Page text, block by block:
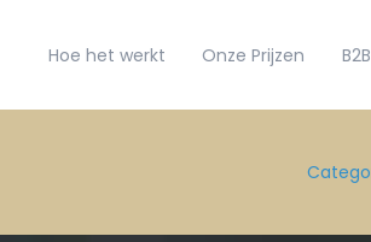
Hoe het werkt Onze Prijzen B2B